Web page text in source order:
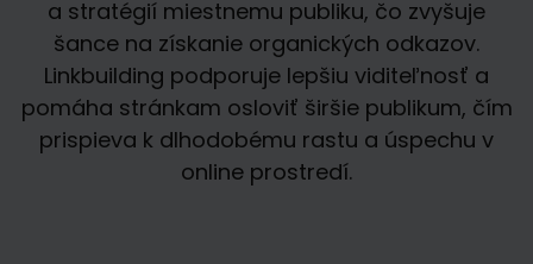
a stratégií miestnemu publiku, čo zvyšuje
šance na získanie organických odkazov.
Linkbuilding podporuje lepšiu viditeľnosť a
pomáha stránkam osloviť širšie publikum, čím
prispieva k dlhodobému rastu a úspechu v
online prostredí.